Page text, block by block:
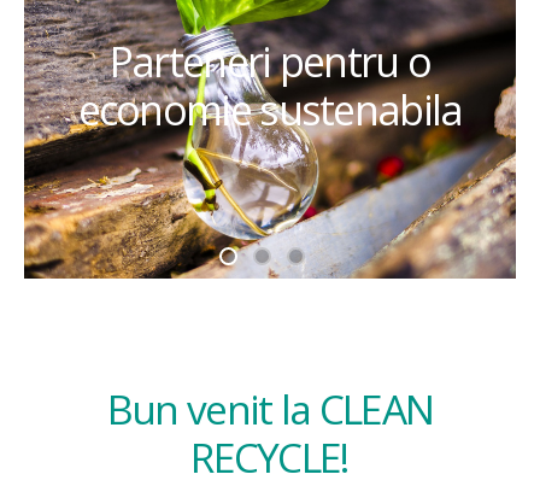
Parteneri pentru o
economie sustenabila
Bun venit la CLEAN
RECYCLE!